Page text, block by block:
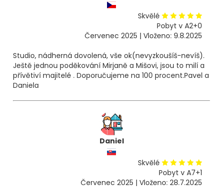
Skvělé
Pobyt v A2+0
Červenec 2025 | Vloženo: 9.8.2025
Studio, nádherná dovolená, vše ok(nevyzkoušíš-nevíš).
Ještě jednou poděkování Mirjaně a Mišovi, jsou to milí a
přívětiví majitelé . Doporučujeme na 100 procent.Pavel a
Daniela
Daniel
Skvělé
Pobyt v A7+1
Červenec 2025 | Vloženo: 28.7.2025